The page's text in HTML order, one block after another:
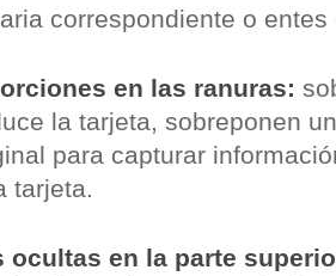
correspondiente o
en las ranuras:
la tarjeta, sobreponen
para capturar
tarjeta.
ocultas en la parte